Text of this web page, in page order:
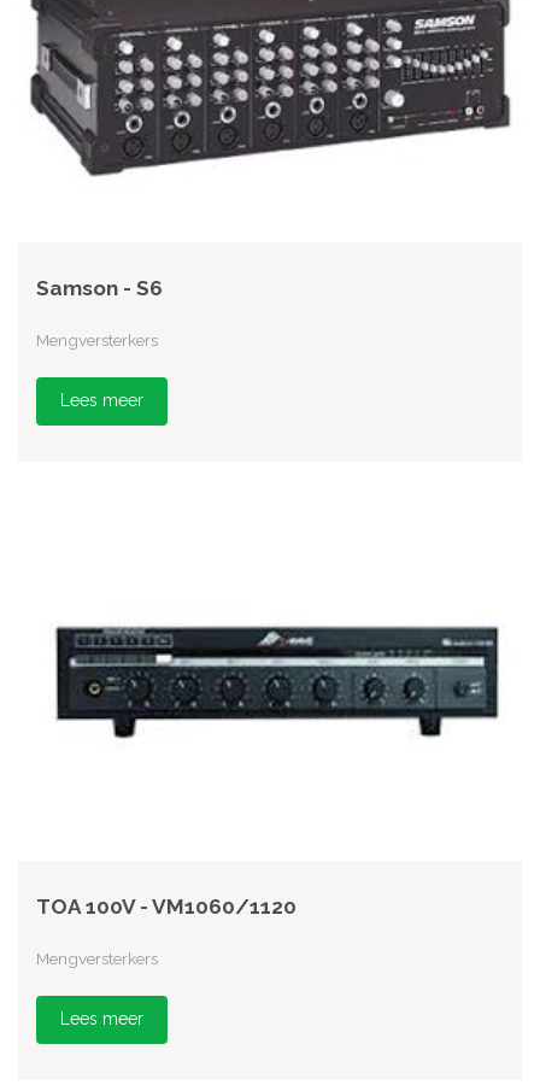
Samson - S6
Mengversterkers
Lees meer
TOA 100V - VM1060/1120
Mengversterkers
Lees meer